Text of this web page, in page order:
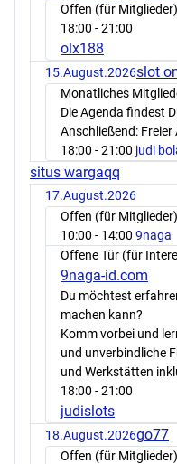
Offen (für Mitglieder)
18:00 - 21:00
olx188
15.August.2026slot
Monatliches
Die Agenda findest
Anschließend:
18:00 - 21:00 judi
situs wargaqq
17.August.2026
Offen (für Mitglieder)
10:00 - 14:00 9naga
Offene Tür (für
9naga-id.com
Du möchtest
machen kann?
Komm vorbei und
und unverbindliche
und Werkstätten
18:00 - 21:00
judislots
18.August.2026go77
Offen (für Mitglieder)